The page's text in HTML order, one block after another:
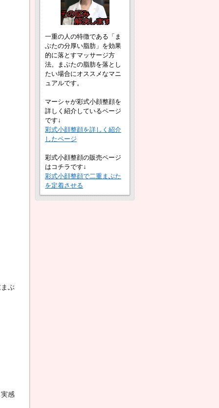
ぶ
感
一重の人の特徴である「ま
ぶたの分厚い脂肪」を効果
的に落とすマッサージ方
法。まぶたの脂肪を落とし
たい場合にオススメなマニ
ュアルです。
マーシャが彩式小顔整顔を
詳しく紹介しているページ
です↓
彩式小顔整顔を詳しく紹介
したページ
彩式小顔整顔の販売ページ
はコチラです↓
彩式小顔整顔で二重まぶた
を定着させる